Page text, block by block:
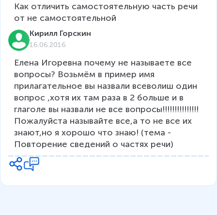
Как отличить самостоятельную часть речи
от не самостоятельной
Кирилл Горскин
16.06.2016
Елена Игоревна почему не называете все
вопросы? Возьмём в пример имя
прилагательное вы назвали всеволиш один
вопрос ,хотя их там раза в 2 больше и в
глаголе вы назвали не все вопросы!!!!!!!!!!!!!!!
Пожалуйста называйте все,а то не все их
знают,но я хорошо что знаю! (тема -
Повторение сведений о частях речи)